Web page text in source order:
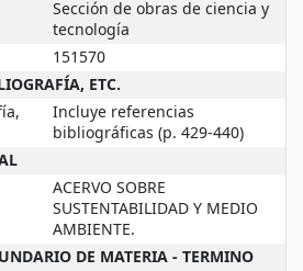
Sección de obras de ciencia y
tecnología
151570
ETC.
Incluye referencias
bibliográficas (p. 429-440)
ACERVO SOBRE
SUSTENTABILIDAD Y MEDIO
AMBIENTE.
DE MATERIA - TERMINO